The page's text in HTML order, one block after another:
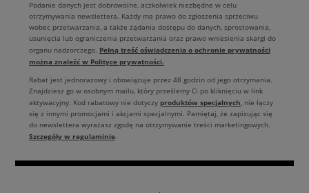
Podanie danych jest dobrowolne, aczkolwiek niezbędne w celu
otrzymywania newslettera. Każdy ma prawo do zgłoszenia sprzeciwu
wobec przetwarzania, a także żądania dostępu do danych, sprostowania,
usunięcia lub ograniczenia przetwarzania oraz prawo wniesienia skargi do
organu nadzorczego. Pełną treść oświadczenia o ochronie prywatności
można znaleźć w Polityce prywatności.
Rabat jest jednorazowy i obowiązuje przez 48 godzin od jego otrzymania.
Znajdziesz go w osobnym mailu, który prześlemy Ci po kliknięciu w link
aktywacyjny. Kod rabatowy nie dotyczy produktów specjalnych, nie łączy
się z innymi promocjami i akcjami specjalnymi. Pamiętaj, że zapisując się
do newslettera wyrażasz zgodę na otrzymywanie treści marketingowych.
Szczegóły w regulaminie.